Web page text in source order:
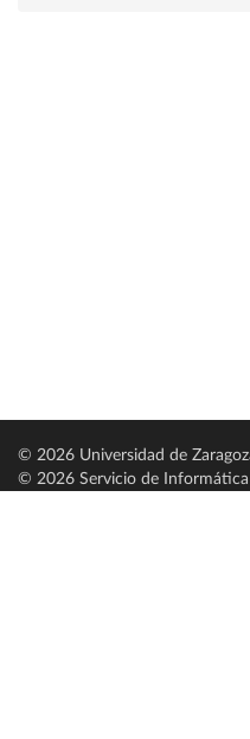
© 2026 Universidad de
© 2026 Servicio de Informática